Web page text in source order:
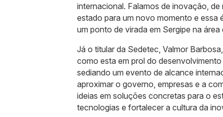
internacional. Falamos de inovação,
estado para um novo momento e essa
um ponto de virada em Sergipe na
Já o titular da Sedetec, Valmor
como esta em prol do
sediando um evento de alcance
aproximar o governo, empresas e a
ideias em soluções concretas para o
tecnologias e fortalecer a cultura da